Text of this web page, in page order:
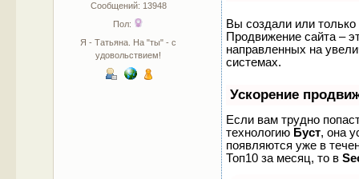
Сообщений: 13948
Пол:
Я - Татьяна. На "ты" - с
удовольствием!
Вы создали или только
Продвижение сайта –
направленных на
системах.
Ускорение
Если вам трудно
технологию Буст, она
появляются уже в
Топ10 за месяц, то в